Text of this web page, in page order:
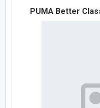
PUMA Better